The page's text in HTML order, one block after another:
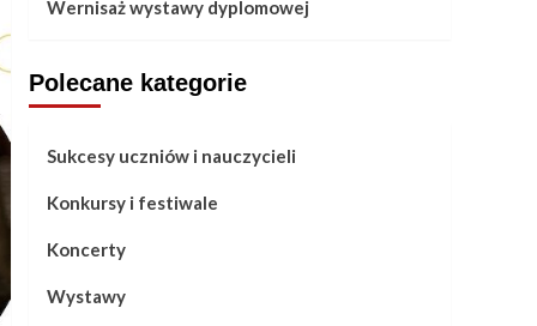
Wernisaż wystawy dyplomowej
Polecane kategorie
Sukcesy uczniów i nauczycieli
Konkursy i festiwale
Koncerty
Wystawy